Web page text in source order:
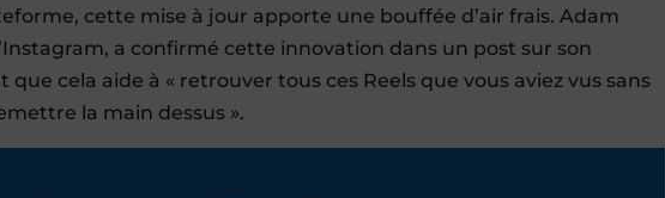
cette mise à jour apporte une bouffée d’air frais. Adam
a confirmé cette innovation dans un post sur son
cela aide à « retrouver tous ces Reels que vous aviez vus sans
la main dessus ».